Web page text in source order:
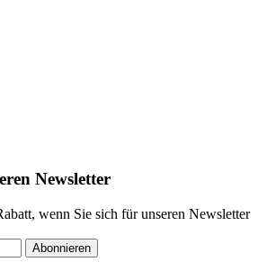
Newsletter
wenn Sie sich für unseren Newsletter
Abonnieren